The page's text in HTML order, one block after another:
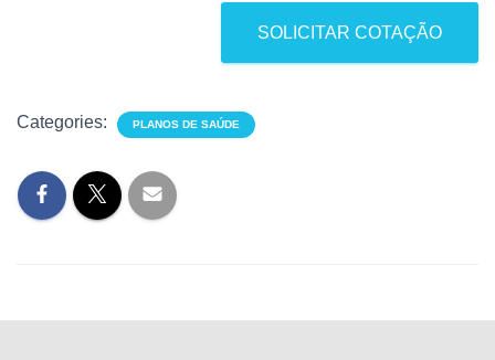
SOLICITAR COTAÇÃO
Categories: PLANOS DE SAÚDE